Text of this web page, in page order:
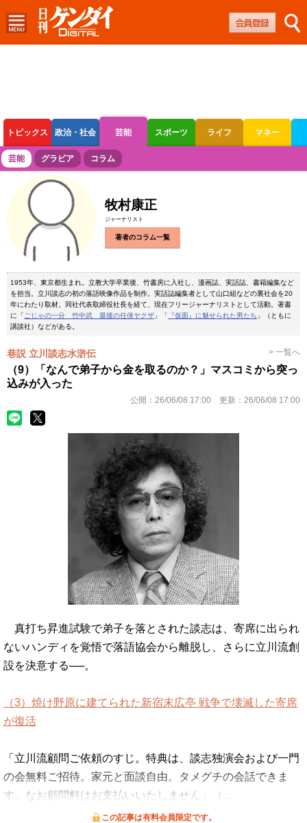
トピックス 政治・社会 芸能 スポーツ ライフ マネー
ボートレース 競輪 オートレース
芸能 グラビア コラム
牧村康正
ジャーナリスト
著者のコラム一覧
1953年、東京都生まれ。立教大学卒業後、竹書房に入社し、漫画誌、実話誌、書籍編集など
を担当。立川談志の初の落語映像作品を制作。実話誌編集者として山口組などの裏社会を20
年にわたり取材。同社代表取締役社長を経て、現在フリージャーナリストとして活動。著書
に「 ごじゃの一分 竹中武 最後の任侠ヤクザ 」「 『仮面』に魅せられた男たち 」（ともに
講談社）などがある。
巷説 立川談志水滸伝 > 一覧へ
（9）「なんで弟子から金を取るのか？」マスコミから突っ
込みが入った
公開： 26/06/08 17:00 更新： 26/06/08 17:00
真打ち昇進試験で弟子を落とされた談志は、寄席に出られ
ないハンディを覚悟で落語協会から離脱し、さらに立川流創
設を決意する──。
（3）焼け野原に建てられた新宿末広亭 戦争で壊滅した寄席
が復活
「立川流顧問ご依頼のすじ。特典は、談志独演会および一門
の会無料ご招待。家元と面談自由。タメグチの会話できま
す。なお顧問料はお支払いいたしません」（…
この記事は有料会員限定です。